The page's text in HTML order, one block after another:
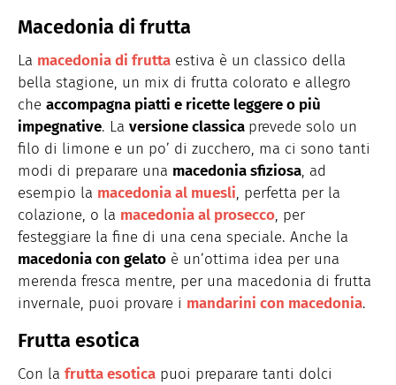
Macedonia di frutta
La macedonia di frutta estiva è un classico della
bella stagione, un mix di frutta colorato e allegro
che accompagna piatti e ricette leggere o più
impegnative. La versione classica prevede solo un
filo di limone e un po’ di zucchero, ma ci sono tanti
modi di preparare una macedonia sfiziosa, ad
esempio la macedonia al muesli, perfetta per la
colazione, o la macedonia al prosecco, per
festeggiare la fine di una cena speciale. Anche la
macedonia con gelato è un’ottima idea per una
merenda fresca mentre, per una macedonia di frutta
invernale, puoi provare i mandarini con macedonia.
Frutta esotica
Con la frutta esotica puoi preparare tanti dolci